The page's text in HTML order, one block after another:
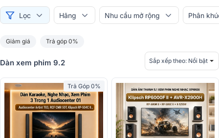
Lọc Hãng Nhu cầu mở rộng Phân
Giảm giá Trả góp 0%
Dàn xem phim 9.2 Sắp xếp theo: Nổi bật
Trả Góp 0%